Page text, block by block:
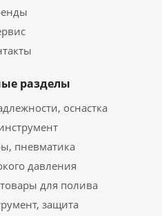
разделы
оснастка
пневматика
давления
для полива
защита